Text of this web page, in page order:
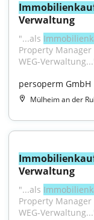
Verwaltung
"...als
Property
WEG-
persoperm GmbH
Mülheim an der
Verwaltung
"...als
Property
WEG-